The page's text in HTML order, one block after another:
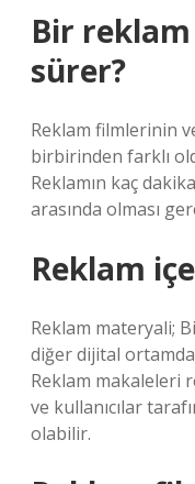
Bir
sürer?
Reklam filmlerinin
birbirinden farklı
Reklamın kaç
arasında olması
Reklam
Reklam materyali;
diğer dijital
Reklam makaleleri
ve kullanıcılar
olabilir.